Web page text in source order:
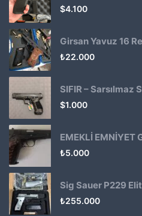
$4.100
Girsan Yavuz 16
₺22.000
SIFIR – Sarsılmaz
$1.000
₺5.000
Sig Sauer P229
₺255.000